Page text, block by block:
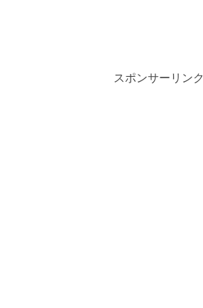
スポンサーリンク